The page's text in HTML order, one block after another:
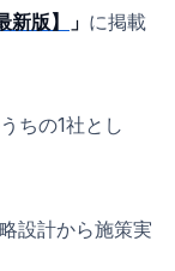
版】 」 に掲載
ちの1社とし
設計から施策実